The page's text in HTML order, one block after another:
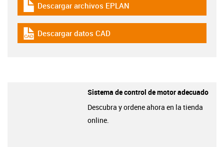
igus-icon-download-plan
Descargar archivos EPLAN
igus-icon-cad-dateien
Descargar datos CAD
Sistema de control de motor adecuado
Descubra y ordene ahora en la tienda
online.